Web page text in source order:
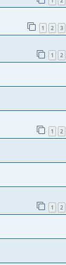
1 2 3
1 2
1 2
1 2